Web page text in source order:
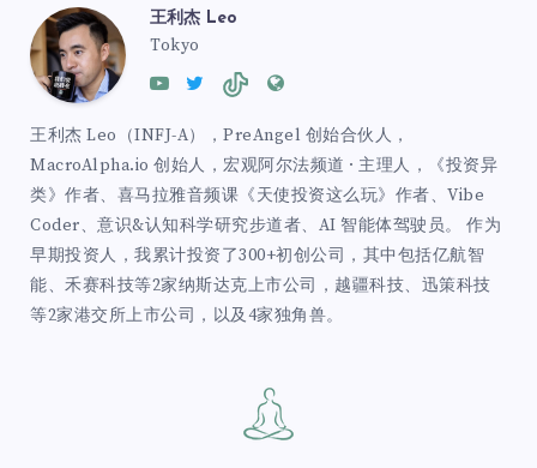
王利杰 Leo
Tokyo
王利杰 Leo（INFJ-A），PreAngel 创始合伙人，
MacroAlpha.io 创始人，宏观阿尔法频道 · 主理人，《投资异
类》作者、喜马拉雅音频课《天使投资这么玩》作者、Vibe
Coder、意识&认知科学研究步道者、AI 智能体驾驶员。 作为
早期投资人，我累计投资了300+初创公司，其中包括亿航智
能、禾赛科技等2家纳斯达克上市公司，越疆科技、迅策科技
等2家港交所上市公司，以及4家独角兽。